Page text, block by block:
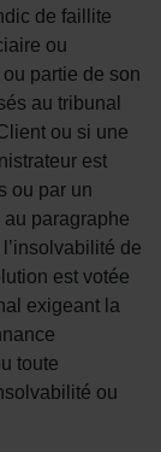
de faillite
ou
partie de son
au tribunal
ou si une
est
ou par un
paragraphe
de
est votée
exigeant la
toute
ou